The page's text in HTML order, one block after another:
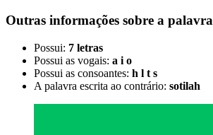
Outras informações sobre a palavra
Possui: 7 letras
Possui as vogais: a i o
Possui as consoantes: h l t s
A palavra escrita ao contrário: sotilah